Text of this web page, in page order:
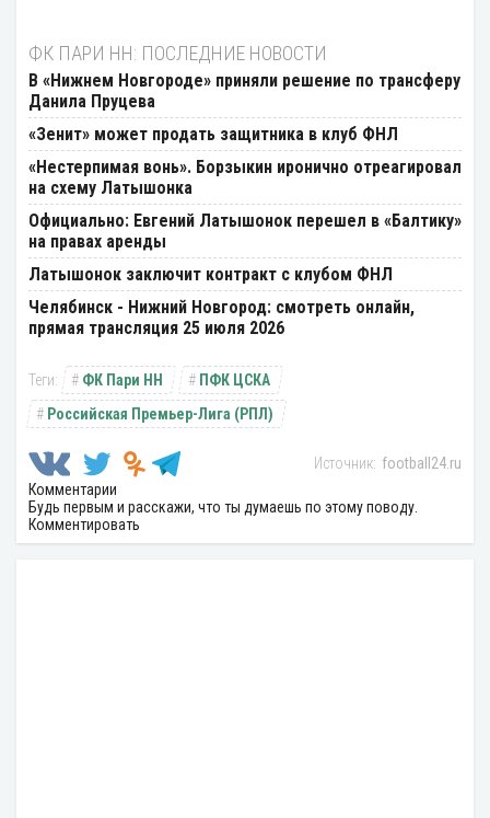
ФК ПАРИ НН: ПОСЛЕДНИЕ НОВОСТИ
В «Нижнем Новгороде» приняли решение по трансферу
Данила Пруцева
«Зенит» может продать защитника в клуб ФНЛ
«Нестерпимая вонь». Борзыкин иронично отреагировал
на схему Латышонка
Официально: Евгений Латышонок перешел в «Балтику»
на правах аренды
Латышонок заключит контракт с клубом ФНЛ
Челябинск - Нижний Новгород: смотреть онлайн,
прямая трансляция 25 июля 2026
ФК Пари НН
ПФК ЦСКА
Российская Премьер-Лига (РПЛ)
football24.ru
Комментарии
Будь первым и расскажи, что ты думаешь по этому поводу.
Комментировать